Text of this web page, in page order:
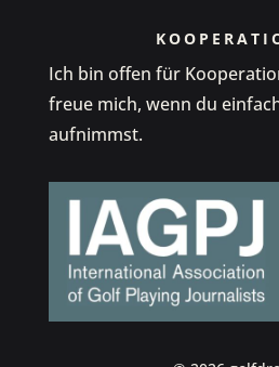
Ich bin offen für
freue mich, wenn du
aufnimmst.